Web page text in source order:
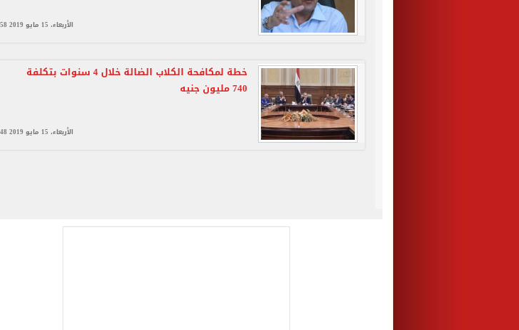
الأربعاء، 15 مايو 2019 03:58 م
خطة لمكافحة الكلاب الضالة خلال 4 سنوات بتكلفة
740 مليون جنيه
الأربعاء، 15 مايو 2019 03:48 م